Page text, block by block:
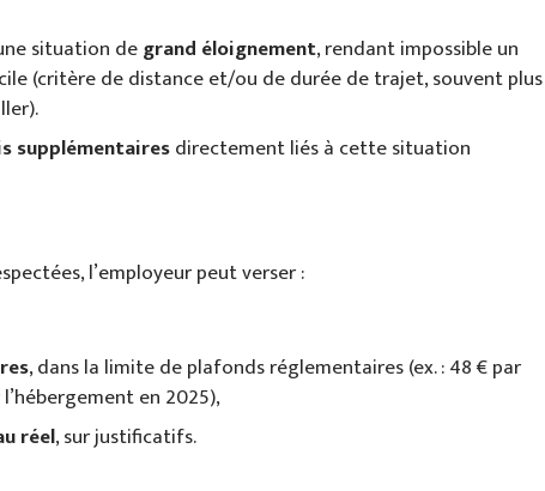
situation degrand éloignement, rendant impossible un
(critère de distance et/ou de durée de trajet, souvent plus
supplémentairesdirectement liés à cette situation
l’employeur peut verser :
, dans la limite de plafonds réglementaires (ex. : 48 € par
en 2025),
réel, sur justificatifs.